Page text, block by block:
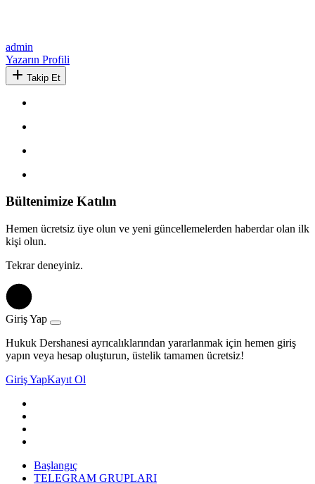
admin
Yazarın Profili
Takip Et
Bültenimize Katılın
Hemen ücretsiz üye olun ve yeni güncellemelerden haberdar olan ilk
kişi olun.
Tekrar deneyiniz.
Giriş Yap
Hukuk Dershanesi ayrıcalıklarından yararlanmak için hemen giriş
yapın veya hesap oluşturun, üstelik tamamen ücretsiz!
Giriş YapKayıt Ol
Başlangıç
TELEGRAM GRUPLARI